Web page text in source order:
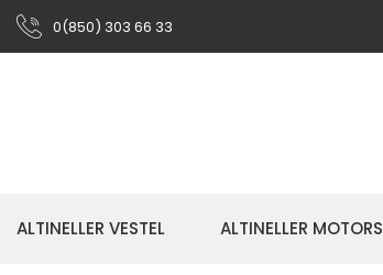
0(850) 303 66 33
ALTINELLER VESTEL ALTINELLER MOTORS